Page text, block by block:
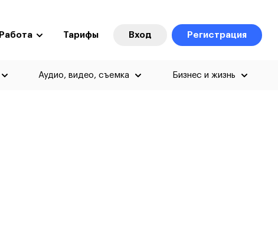
Работа Тарифы Вход Регистрация
Аудио, видео, съемка Бизнес и жизнь